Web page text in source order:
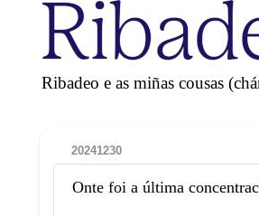
Ribadeo e as miñas cousas
20241230
Onte foi a última